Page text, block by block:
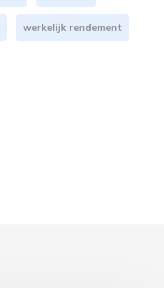
werkelijk rendement